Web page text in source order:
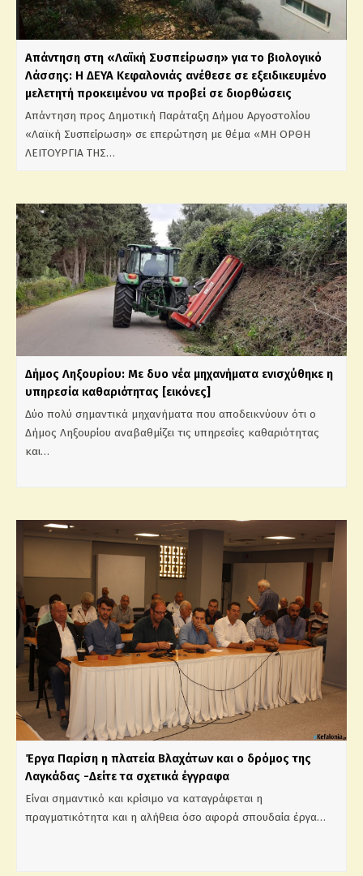
Απάντηση στη «Λαϊκή Συσπείρωση» για το βιολογικό
Λάσσης: Η ΔΕΥΑ Κεφαλονιάς ανέθεσε σε εξειδικευμένο
μελετητή προκειμένου να προβεί σε διορθώσεις
Απάντηση προς Δημοτική Παράταξη Δήμου Αργοστολίου
«Λαϊκή Συσπείρωση» σε επερώτηση με θέμα «ΜΗ ΟΡΘΗ
ΛΕΙΤΟΥΡΓΙΑ ΤΗΣ…
Δήμος Ληξουρίου: Με δυο νέα μηχανήματα ενισχύθηκε η
υπηρεσία καθαριότητας [εικόνες]
Δύο πολύ σημαντικά μηχανήματα που αποδεικνύουν ότι ο
Δήμος Ληξουρίου αναβαθμίζει τις υπηρεσίες καθαριότητας
και…
Έργα Παρίση η πλατεία Βλαχάτων και ο δρόμος της
Λαγκάδας -Δείτε τα σχετικά έγγραφα
Είναι σημαντικό και κρίσιμο να καταγράφεται η
πραγματικότητα και η αλήθεια όσο αφορά σπουδαία έργα…